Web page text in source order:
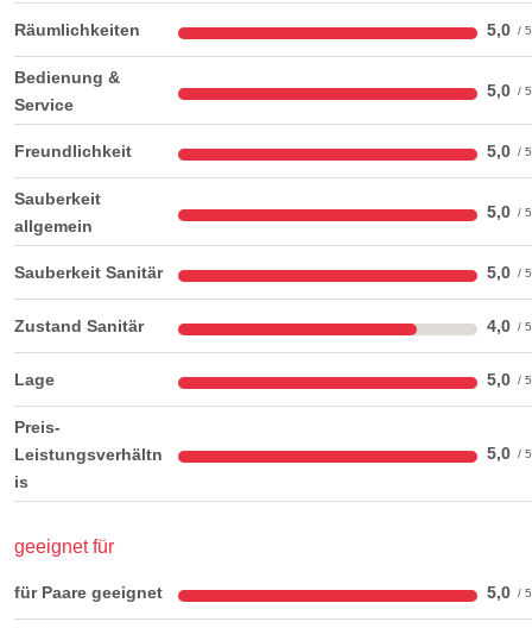
Räumlichkeiten 5,0
Bedienung &
Service
5,0
Freundlichkeit 5,0
Sauberkeit
allgemein
5,0
Sauberkeit Sanitär 5,0
Zustand Sanitär 4,0
Lage 5,0
Preis-
Leistungsverhältn
is
5,0
geeignet für
für Paare geeignet 5,0